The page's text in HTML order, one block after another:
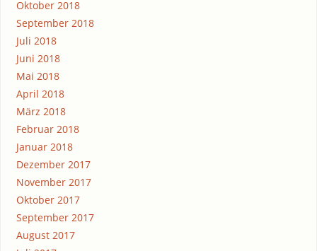
Oktober 2018
September 2018
Juli 2018
Juni 2018
Mai 2018
April 2018
März 2018
Februar 2018
Januar 2018
Dezember 2017
November 2017
Oktober 2017
September 2017
August 2017